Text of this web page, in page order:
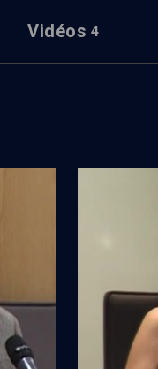
Vidéos 4